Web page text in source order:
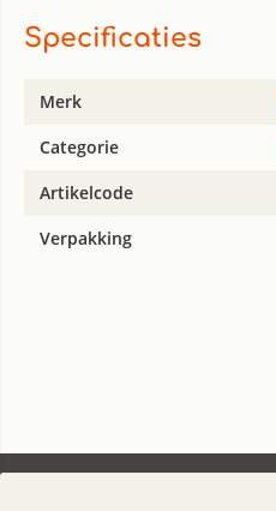
Specificaties
Merk
Categorie
Artikelcode
Verpakking